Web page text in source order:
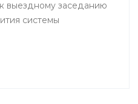
выездному заседанию
системы